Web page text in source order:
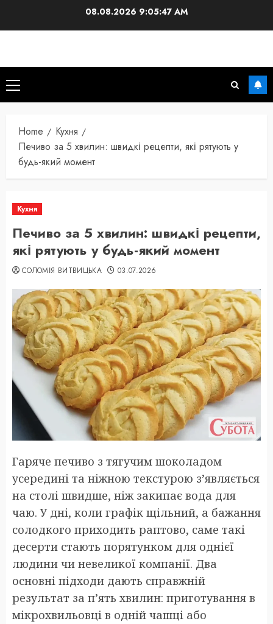
08.08.2026 9:05:48 AM
Primary
Menu
Home
Кухня
Печиво за 5 хвилин: швидкі рецепти, які рятують у
будь-який момент
Кухня
Печиво за 5 хвилин: швидкі рецепти,
які рятують у будь-який момент
СОЛОМІЯ ВИТВИЦЬКА 03.07.2026
Гаряче печиво з тягучим шоколадом
усередині та ніжною текстурою з’являється
на столі швидше, ніж закипає вода для
чаю. У дні, коли графік щільний, а бажання
солодкого приходить раптово, саме такі
десерти стають порятунком для однієї
людини чи невеликої компанії. Два
основні підходи дають справжній
результат за п’ять хвилин: приготування в
мікрохвильовці в одній чашці або